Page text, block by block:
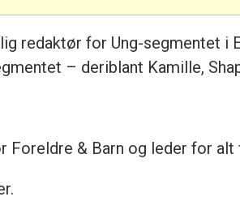
redaktør for Ung-segmentet i
– deriblant Kamille,
& Barn og leder for